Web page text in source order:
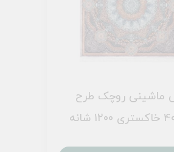
ماشینی روچک طرح
شانه